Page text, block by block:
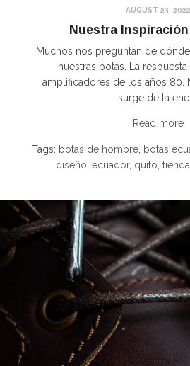
AUGUST 23, 2022
Nuestra Inspiración
Muchos nos preguntan de
nuestras botas. La
amplificadores de los años 80.
surge de la
Read more
Tags: botas de hombre botas
diseño ecuador, quito tienda